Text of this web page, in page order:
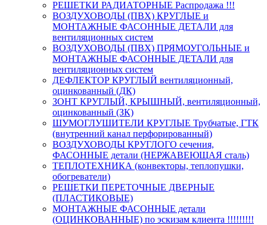
РЕШЕТКИ РАДИАТОРНЫЕ Распродажа !!!
ВОЗДУХОВОДЫ (ПВХ) КРУГЛЫЕ и
МОНТАЖНЫЕ ФАСОННЫЕ ДЕТАЛИ для
вентиляционных систем
ВОЗДУХОВОДЫ (ПВХ) ПРЯМОУГОЛЬНЫЕ и
МОНТАЖНЫЕ ФАСОННЫЕ ДЕТАЛИ для
вентиляционных систем
ДЕФЛЕКТОР КРУГЛЫЙ вентиляционный,
оцинкованный (ДК)
ЗОНТ КРУГЛЫЙ, КРЫШНЫЙ, вентиляционный,
оцинкованный (ЗК)
ШУМОГЛУШИТЕЛИ КРУГЛЫЕ Трубчатые, ГТК
(внутренний канал перфорированный)
ВОЗДУХОВОДЫ КРУГЛОГО сечения,
ФАСОННЫЕ детали (НЕРЖАВЕЮЩАЯ сталь)
ТЕПЛОТЕХНИКА (конвекторы, теплопушки,
обогреватели)
РЕШЕТКИ ПЕРЕТОЧНЫЕ ДВЕРНЫЕ
(ПЛАСТИКОВЫЕ)
МОНТАЖНЫЕ ФАСОННЫЕ детали
(ОЦИНКОВАННЫЕ) по эскизам клиента !!!!!!!!!